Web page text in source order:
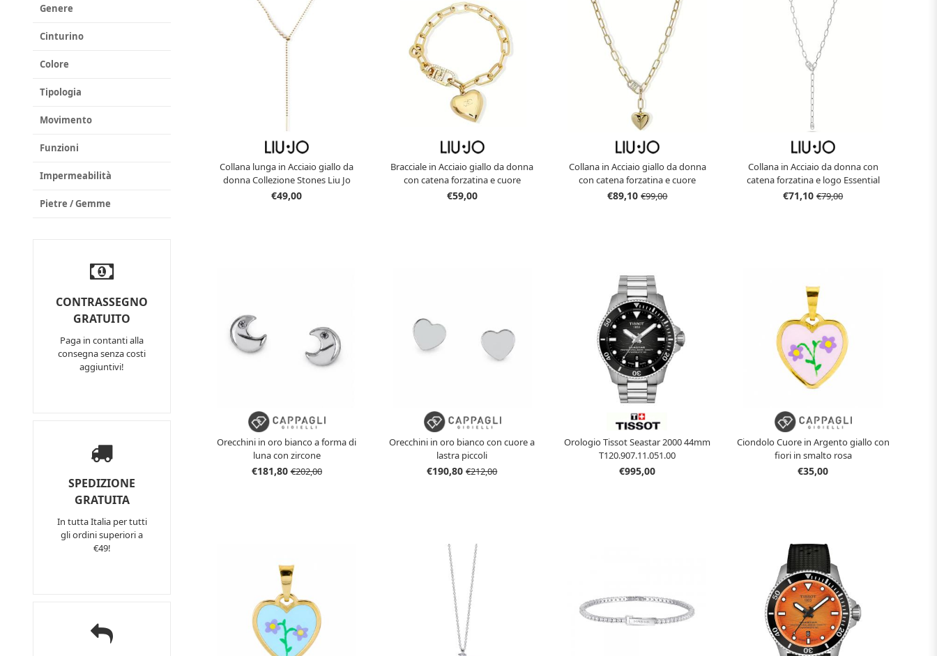
Genere
Cinturino
Colore
Tipologia
Movimento
Funzioni
Impermeabilità
Pietre / Gemme
CONTRASSEGNO
GRATUITO
Paga in contanti alla
consegna senza costi
aggiuntivi!
SPEDIZIONE
GRATUITA
In tutta Italia per tutti
gli ordini superiori a
€49!
Collana lunga in Acciaio giallo da
donna Collezione Stones Liu Jo
LJ2828
€49,00
Bracciale in Acciaio giallo da donna
con catena forzatina e cuore
Essential Woman Liu Jo LJ2792
€59,00
Collana in Acciaio giallo da donna
con catena forzatina e cuore
Essential Woman Liu Jo LJ2790
€89,10€99,00
Collana in Acciaio da donna con
catena forzatina e logo Essential
Woman Liu Jo LJ2617
€71,10€79,00
Orecchini in oro bianco a forma di
luna con zircone
€181,80€202,00
Orecchini in oro bianco con cuore a
lastra piccoli
€190,80€212,00
Orologio Tissot Seastar 2000 44mm
T120.907.11.051.00
€995,00
Ciondolo Cuore in Argento giallo con
fiori in smalto rosa
€35,00